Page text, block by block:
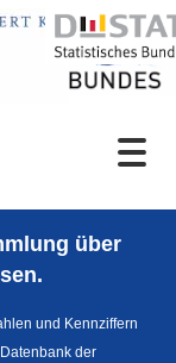
über
und Kennziffern
der